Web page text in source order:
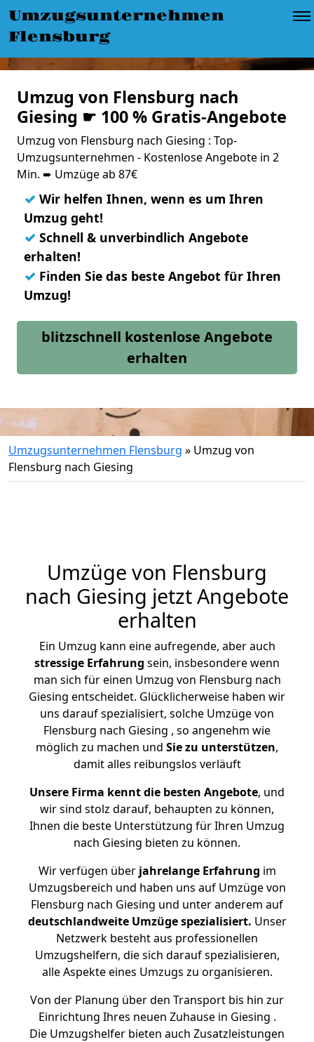
Umzugsunternehmen
Flensburg
Umzug von Flensburg nach
Giesing ☛ 100 % Gratis-Angebote
Umzug von Flensburg nach Giesing : Top-
Umzugsunternehmen - Kostenlose Angebote in 2
Min. ➨ Umzüge ab 87€
✓ Wir helfen Ihnen, wenn es um Ihren
Umzug geht!
✓ Schnell & unverbindlich Angebote
erhalten!
✓ Finden Sie das beste Angebot für Ihren
Umzug!
blitzschnell kostenlose Angebote
erhalten
Umzugsunternehmen Flensburg » Umzug von
Flensburg nach Giesing
Umzüge von Flensburg
nach Giesing jetzt Angebote
erhalten
Ein Umzug kann eine aufregende, aber auch
stressige Erfahrung sein, insbesondere wenn
man sich für einen Umzug von Flensburg nach
Giesing entscheidet. Glücklicherweise haben wir
uns darauf spezialisiert, solche Umzüge von
Flensburg nach Giesing , so angenehm wie
möglich zu machen und Sie zu unterstützen,
damit alles reibungslos verläuft
Unsere Firma kennt die besten Angebote, und
wir sind stolz darauf, behaupten zu können,
Ihnen die beste Unterstützung für Ihren Umzug
nach Giesing bieten zu können.
Wir verfügen überjahrelange Erfahrung im
Umzugsbereich und haben uns auf Umzüge von
Flensburg nach Giesing und unter anderem auf
deutschlandweite Umzüge spezialisiert. Unser
Netzwerk besteht aus professionellen
Umzugshelfern, die sich darauf spezialisieren,
alle Aspekte eines Umzugs zu organisieren.
Von der Planung über den Transport bis hin zur
Einrichtung Ihres neuen Zuhause in Giesing .
Die Umzugshelfer bieten auch Zusatzleistungen